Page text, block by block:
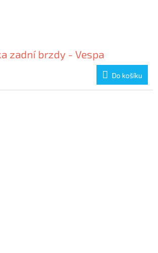
zadní brzdy - Vespa
Do košíku